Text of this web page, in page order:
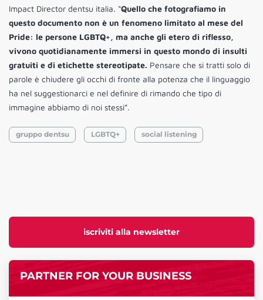
iscriviti alla newsletter
PARTNER FOR YOUR BUSINESS
Impact Director dentsu italia. “Quello che fotografiamo in
questo documento non è un fenomeno limitato al mese del
Pride: le persone LGBTQ+, ma anche gli etero di riflesso,
vivono quotidianamente immersi in questo mondo di insulti
gratuiti e di etichette stereotipate. Pensare che si tratti solo di
parole è chiudere gli occhi di fronte alla potenza che il linguaggio
ha nel suggestionarci e nel definire di rimando che tipo di
immagine abbiamo di noi stessi”.
gruppo dentsu LGBTQ+ social listening